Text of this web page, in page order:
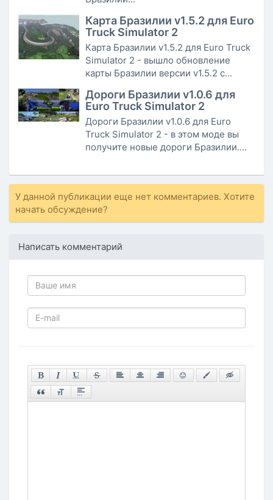
Карта Бразилии v1.5.2 для Euro
Truck Simulator 2
Карта Бразилии v1.5.2 для Euro Truck
Simulator 2 - вышло обновление
карты Бразилии версии v1.5.2 с...
Дороги Бразилии v1.0.6 для
Euro Truck Simulator 2
Дороги Бразилии v1.0.6 для Euro
Truck Simulator 2 - в этом моде вы
получите новые дороги Бразилии....
У данной публикации еще нет комментариев. Хотите
начать обсуждение?
Написать комментарий